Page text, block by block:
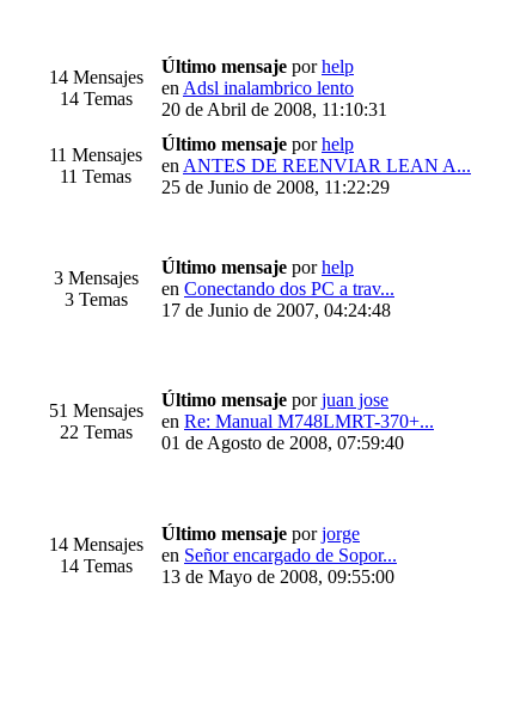
14 Mensajes
14 Temas
Último mensaje porhelp
en Adsl inalambrico lento
20 de Abril de 2008, 11:10:31
11 Mensajes
11 Temas
Último mensaje porhelp
en ANTES DE REENVIAR LEAN A...
25 de Junio de 2008, 11:22:29
3 Mensajes
3 Temas
Último mensaje porhelp
en Conectando dos PC a trav...
17 de Junio de 2007, 04:24:48
51 Mensajes
22 Temas
Último mensaje porjuan jose
en Re: Manual M748LMRT-370+...
01 de Agosto de 2008, 07:59:40
14 Mensajes
14 Temas
Último mensaje porjorge
en Señor encargado de Sopor...
13 de Mayo de 2008, 09:55:00